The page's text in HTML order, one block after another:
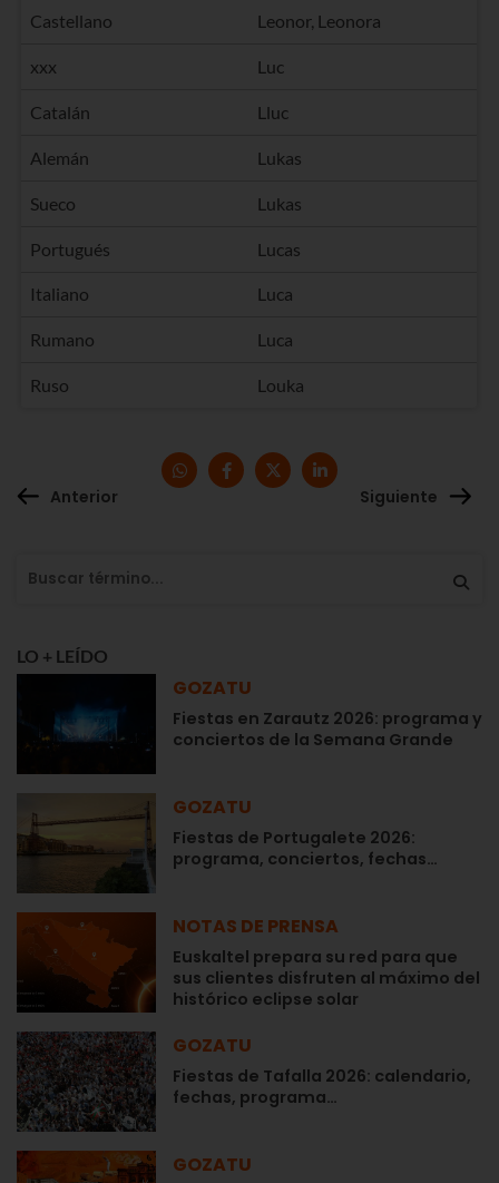
Castellano Leonor, Leonora
xxx Luc
Catalán Lluc
Alemán Lukas
Sueco Lukas
Portugués Lucas
Italiano Luca
Rumano Luca
Ruso Louka
Anterior Siguiente
LO + LEÍDO
GOZATU
Fiestas en Zarautz 2026: programa y
conciertos de la Semana Grande
GOZATU
Fiestas de Portugalete 2026:
programa, conciertos, fechas…
NOTAS DE PRENSA
Euskaltel prepara su red para que
sus clientes disfruten al máximo del
histórico eclipse solar
GOZATU
Fiestas de Tafalla 2026: calendario,
fechas, programa…
GOZATU